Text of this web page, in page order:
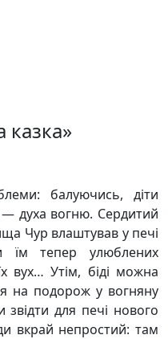
казка»
балуючись, діти
духа вогню. Сердитий
Чур влаштував у печі
тепер улюблених
вух… Утім, біді можна
на подорож у вогняну
для печі нового
вкрай непростий: там